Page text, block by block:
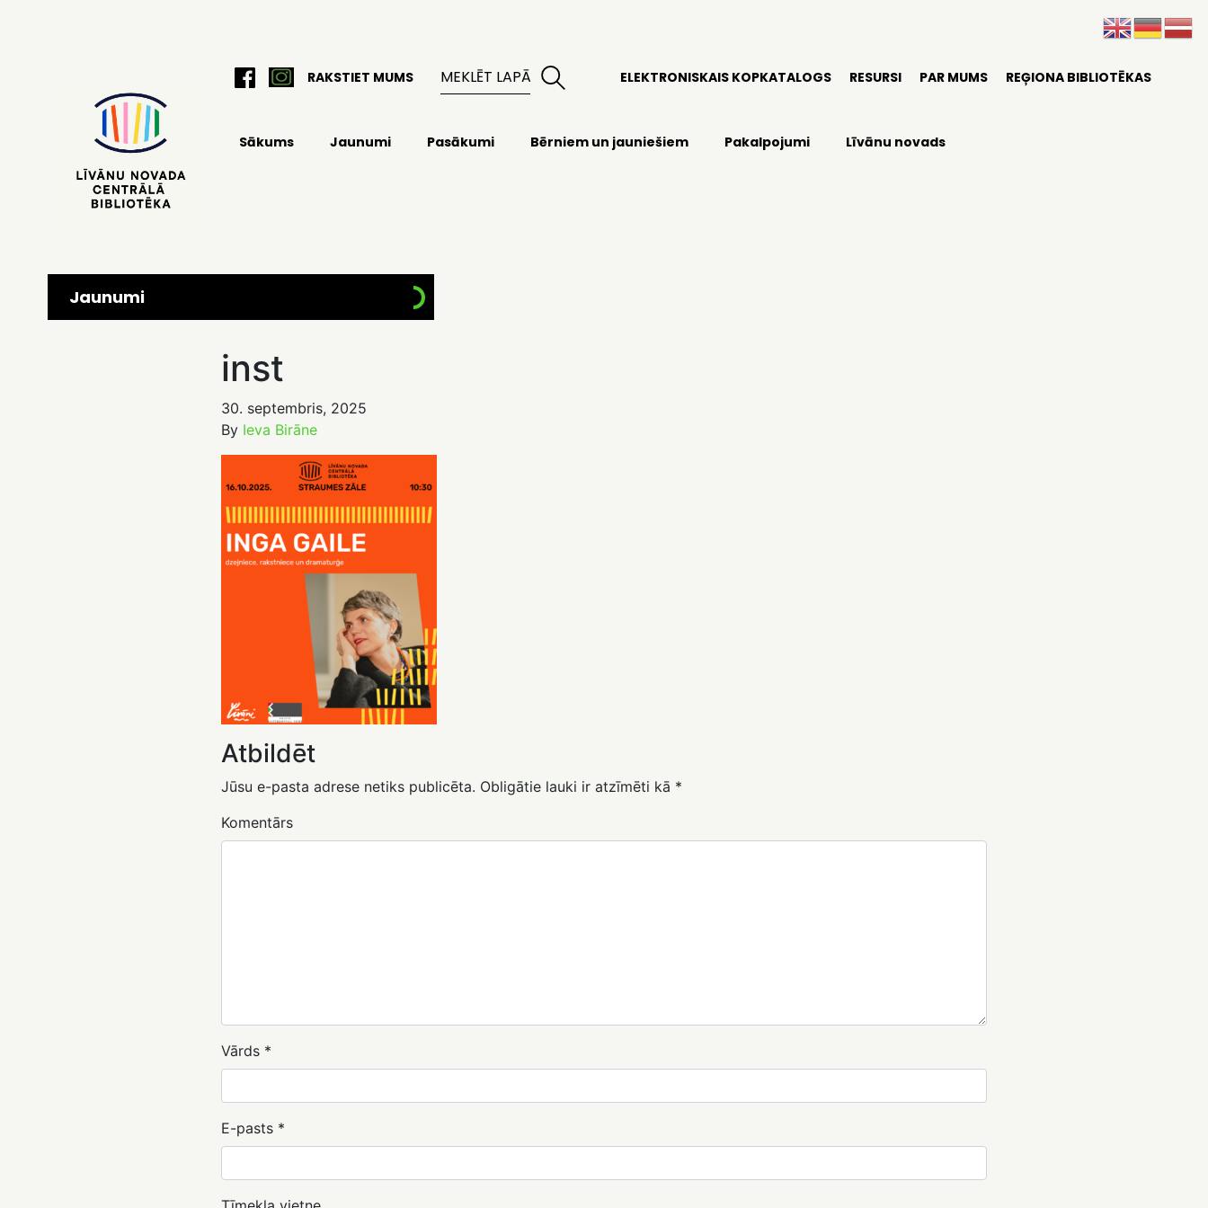
RAKSTIET MUMS ELEKTRONISKAIS KOPKATALOGS RESURSI PAR MUMS REĢIONA BIBLIOTĒKAS
Sākums Jaunumi Pasākumi Bērniem un jauniešiem Pakalpojumi Līvānu novads
Jaunumi
inst
30. septembris, 2025
By Ieva Birāne
Atbildēt
Jūsu e-pasta adrese netiks publicēta. Obligātie lauki ir atzīmēti kā *
Komentārs
Vārds *
E-pasts *